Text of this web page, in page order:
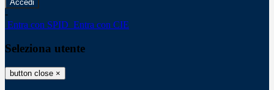
-
Entra con SPID Entra con CIE
Seleziona utente
button close ×